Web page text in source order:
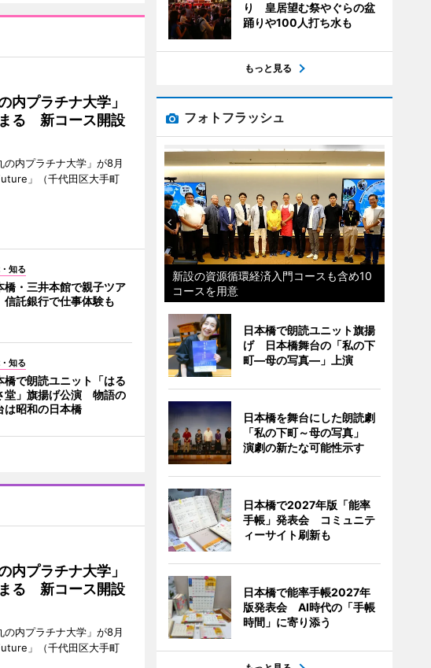
内プラチナ大学」
る 新コース開設
の内プラチナ大学」が8月
」（千代田区大手町
知る
橋・三井本館で親子ツア
託銀行で仕事体験も
知る
橋で朗読ユニット「はる
堂」旗揚げ公演 物語の
は昭和の日本橋
内プラチナ大学」
る 新コース開設
の内プラチナ大学」が8月
」（千代田区大手町
り 皇居望む祭やぐらの盆
踊りや100人打ち水も
もっと見る
フォトフラッシュ
新設の資源循環経済入門コースも含め10
コースを用意
日本橋で朗読ユニット旗揚
げ 日本橋舞台の「私の下
町―母の写真―」上演
日本橋を舞台にした朗読劇
「私の下町～母の写真」
演劇の新たな可能性示す
日本橋で2027年版「能率
手帳」発表会 コミュニテ
ィーサイト刷新も
日本橋で能率手帳2027年
版発表会 AI時代の「手帳
時間」に寄り添う